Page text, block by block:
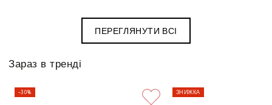
ПЕРЕГЛЯНУТИ ВСІ
Зараз в тренді
–30% ЗНИЖКА